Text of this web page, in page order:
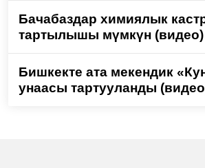
Бачабаздар химиялык
тартылышы мүмкүн (видео)
Бишкекте ата мекендик
унаасы тартууланды